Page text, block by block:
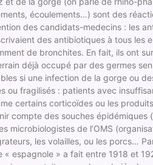
écoulements…) sont des
des candidats-medecins : les
des antibiotiques à tous les
de bronchites. En fait, ils ont
déjà occupé par des germes
si une infection de la gorge ou
ou fragilisés : patients avec
certains corticoïdes ou les
compte des souches épidémiques
microbiologistes de l’OMS
les volailles, ou les porcs…
espagnole » a fait entre 1918 et